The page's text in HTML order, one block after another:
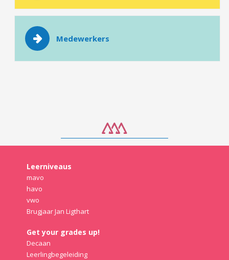
Medewerkers
Leerniveaus
mavo
havo
vwo
Brugjaar Jan Ligthart
Get your grades up!
Decaan
Leerlingbegeleiding